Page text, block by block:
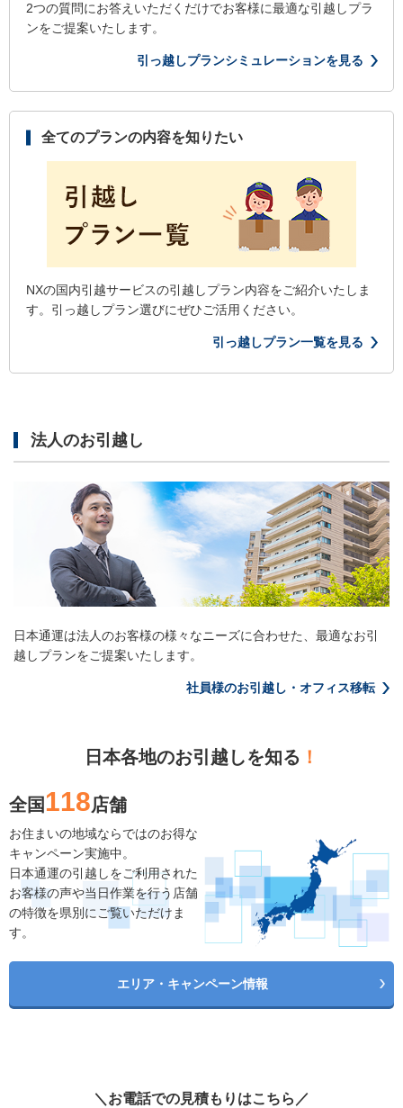
2つの質問にお答えいただくだけでお客様に最適な引越しプラ
ンをご提案いたします。
引っ越しプランシミュレーションを見る
全てのプランの内容を知りたい
NXの国内引越サービスの引越しプラン内容をご紹介いたしま
す。引っ越しプラン選びにぜひご活用ください。
引っ越しプラン一覧を見る
法人のお引越し
日本通運は法人のお客様の様々なニーズに合わせた、最適なお引
越しプランをご提案いたします。
社員様のお引越し・オフィス移転
日本各地のお引越しを知る ！
全国 118店舗
お住まいの地域ならではのお得な
キャンペーン実施中。
日本通運の引越しをご利用された
お客様の声や当日作業を行う店舗
の特徴を県別にご覧いただけま
す。
エリア・キャンペーン情報
＼お電話での見積もりはこちら／